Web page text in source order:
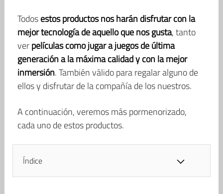
Todosestos productos nos harán disfrutar con la
mejor tecnología de aquello que nos gusta, tanto
verpelículas como jugar a juegos de última
generación a la máxima calidad y con la mejor
inmersión. También válido para regalar alguno de
ellos y disfrutar de la compañía de los nuestros.
A continuación, veremos más pormenorizado,
cada uno de estos productos.
Índice